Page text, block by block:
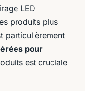
LED
produits plus
particulièrement
pour
est cruciale